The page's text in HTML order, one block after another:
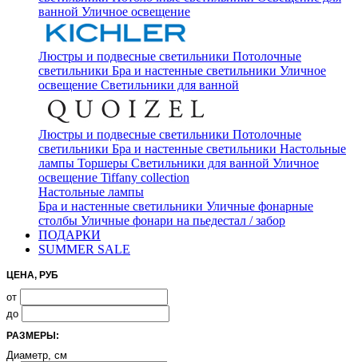
ванной Уличное освещение
Люстры и подвесные светильники Потолочные
светильники Бра и настенные светильники Уличное
освещение Светильники для ванной
Люстры и подвесные светильники Потолочные
светильники Бра и настенные светильники Настольные
лампы Торшеры Светильники для ванной Уличное
освещение Tiffany collection
Настольные лампы
Бра и настенные светильники Уличные фонарные
столбы Уличные фонари на пьедестал / забор
ПОДАРКИ
SUMMER SALE
ЦЕНА, РУБ
от
до
РАЗМЕРЫ:
Диаметр, см